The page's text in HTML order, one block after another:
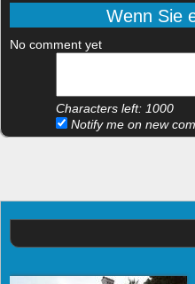
Wenn Sie
No comment yet
Characters left: 1000
Notify me on new